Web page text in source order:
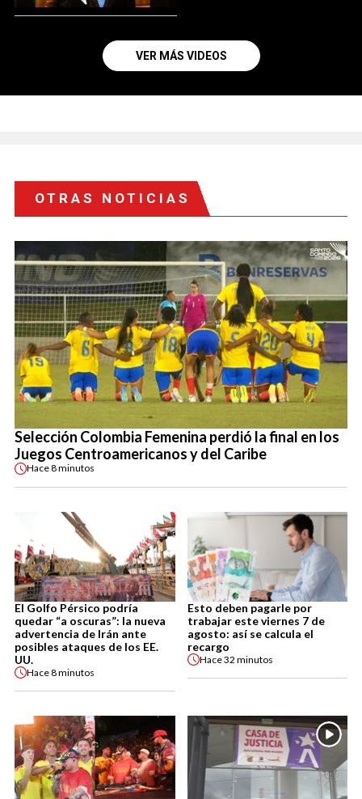
VER MÁS VIDEOS
OTRAS NOTICIAS
Selección Colombia Femenina perdió la final en los
Juegos Centroamericanos y del Caribe
Hace8 minutos
El Golfo Pérsico podría
quedar “a oscuras”: la nueva
advertencia de Irán ante
posibles ataques de los EE.
UU.
Hace8 minutos
Esto deben pagarle por
trabajar este viernes 7 de
agosto: así se calcula el
recargo
Hace32 minutos